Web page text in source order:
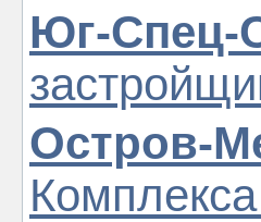
Юг-Спец-
Остров-